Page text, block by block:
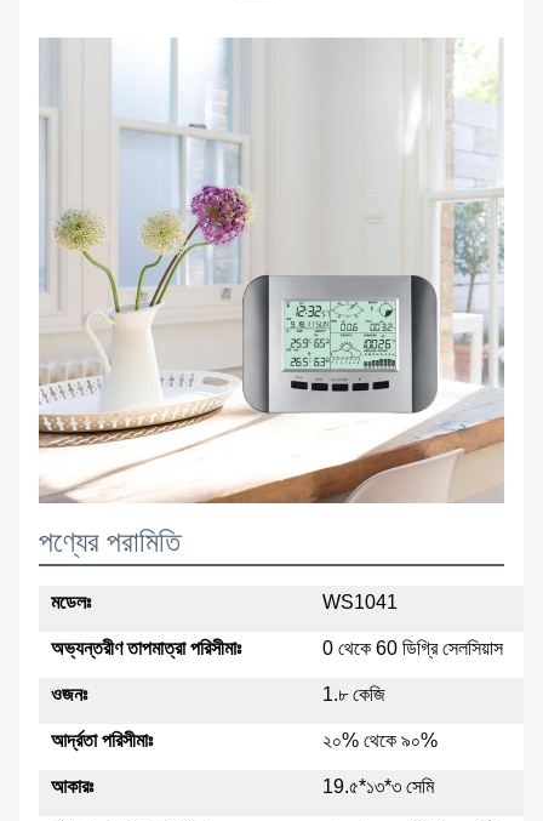
পণ্যের পরামিতি
মডেলঃ WS1041
অভ্যন্তরীণ তাপমাত্রা পরিসীমাঃ 0 থেকে 60 ডিগ্রি সেলসিয়াস
ওজনঃ 1.৮ কেজি
আর্দ্রতা পরিসীমাঃ ২০% থেকে ৯০%
আকারঃ 19.৫*১৩*৩ সেমি